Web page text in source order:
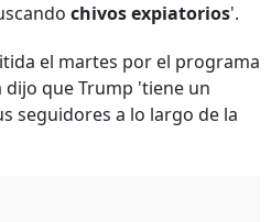
chivos expiatorios'.
el martes por el programa
dijo que Trump 'tiene un
seguidores a lo largo de la